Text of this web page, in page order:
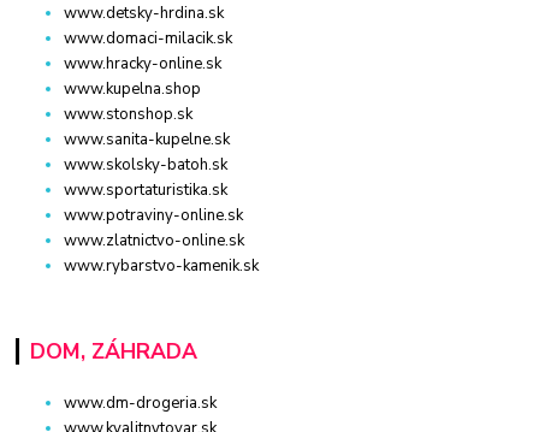
www.detsky-hrdina.sk
www.domaci-milacik.sk
www.hracky-online.sk
www.kupelna.shop
www.stonshop.sk
www.sanita-kupelne.sk
www.skolsky-batoh.sk
www.sportaturistika.sk
www.potraviny-online.sk
www.zlatnictvo-online.sk
www.rybarstvo-kamenik.sk
DOM, ZÁHRADA
www.dm-drogeria.sk